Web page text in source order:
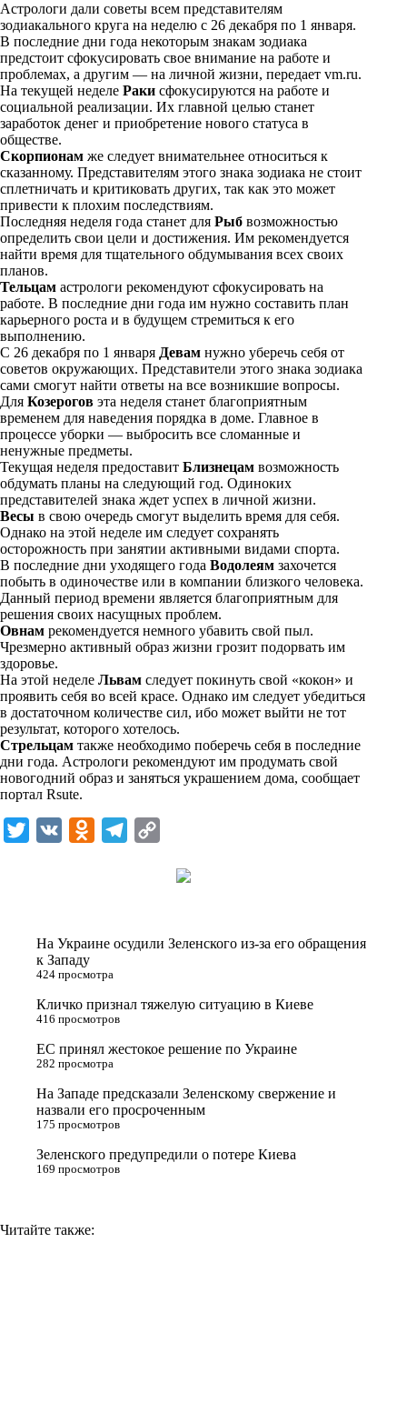
i
t
t
e
r
n
o
k
l
a
s
n
i
k
l
e
g
r
a
p
y
L
i
n
Астрологи дали советы всем представителям
зодиакального круга на неделю с 26 декабря по 1 января.
В последние дни года некоторым знакам зодиака
предстоит сфокусировать свое внимание на работе и
проблемах, а другим — на личной жизни, передает vm.ru.
На текущей неделе Раки сфокусируются на работе и
социальной реализации. Их главной целью станет
заработок денег и приобретение нового статуса в
обществе.
Скорпионам же следует внимательнее относиться к
сказанному. Представителям этого знака зодиака не стоит
сплетничать и критиковать других, так как это может
привести к плохим последствиям.
Последняя неделя года станет для Рыб возможностью
определить свои цели и достижения. Им рекомендуется
найти время для тщательного обдумывания всех своих
планов.
Тельцам астрологи рекомендуют сфокусировать на
работе. В последние дни года им нужно составить план
карьерного роста и в будущем стремиться к его
выполнению.
С 26 декабря по 1 января Девам нужно уберечь себя от
советов окружающих. Представители этого знака зодиака
сами смогут найти ответы на все возникшие вопросы.
Для Козерогов эта неделя станет благоприятным
временем для наведения порядка в доме. Главное в
процессе уборки — выбросить все сломанные и
ненужные предметы.
Текущая неделя предоставит Близнецам возможность
обдумать планы на следующий год. Одиноких
представителей знака ждет успех в личной жизни.
Весы в свою очередь смогут выделить время для себя.
Однако на этой неделе им следует сохранять
осторожность при занятии активными видами спорта.
В последние дни уходящего года Водолеям захочется
побыть в одиночестве или в компании близкого человека.
Данный период времени является благоприятным для
решения своих насущных проблем.
Овнам рекомендуется немного убавить свой пыл.
Чрезмерно активный образ жизни грозит подорвать им
здоровье.
На этой неделе Львам следует покинуть свой «кокон» и
проявить себя во всей красе. Однако им следует убедиться
в достаточном количестве сил, ибо может выйти не тот
результат, которого хотелось.
Стрельцам также необходимо поберечь себя в последние
дни года. Астрологи рекомендуют им продумать свой
новогодний образ и заняться украшением дома, сообщает
портал Rsute.
a
s
n
k
m
k
На Украине осудили Зеленского из-за его обращения
к Западу
424 просмотра
Кличко признал тяжелую ситуацию в Киеве
416 просмотров
ЕС принял жестокое решение по Украине
282 просмотра
На Западе предсказали Зеленскому свержение и
назвали его просроченным
175 просмотров
Зеленского предупредили о потере Киева
169 просмотров
Читайте также: